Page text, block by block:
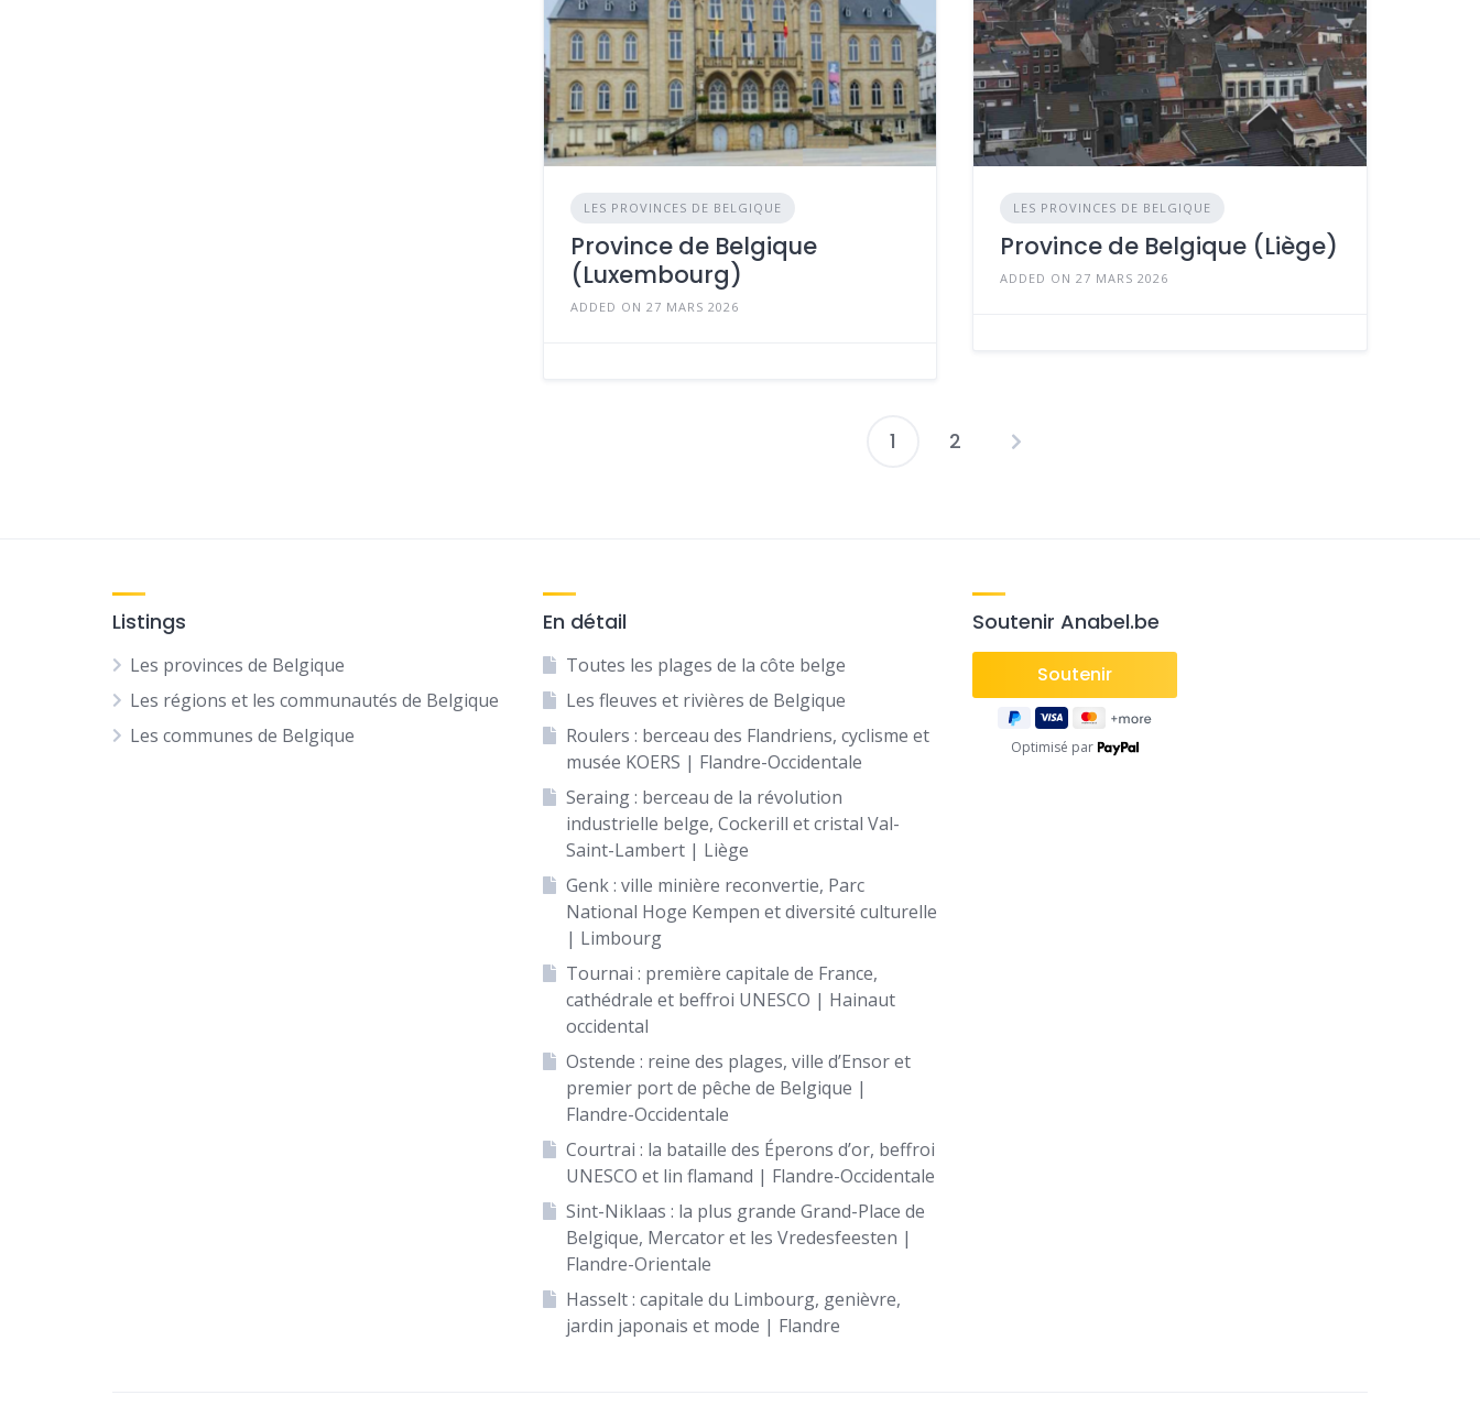
LES PROVINCES DE BELGIQUE
Province de Belgique
(Luxembourg)
ADDED ON 27 MARS 2026
LES PROVINCES DE BELGIQUE
Province de Belgique (Liège)
ADDED ON 27 MARS 2026
Posts
1 2
Listings
Les provinces de Belgique
Les régions et les communautés de Belgique
Les communes de Belgique
En détail
Toutes les plages de la côte belge
Les fleuves et rivières de Belgique
Roulers : berceau des Flandriens, cyclisme et
musée KOERS | Flandre-Occidentale
Seraing : berceau de la révolution
industrielle belge, Cockerill et cristal Val-
Saint-Lambert | Liège
Genk : ville minière reconvertie, Parc
National Hoge Kempen et diversité culturelle
| Limbourg
Tournai : première capitale de France,
cathédrale et beffroi UNESCO | Hainaut
occidental
Ostende : reine des plages, ville d’Ensor et
premier port de pêche de Belgique |
Flandre-Occidentale
Courtrai : la bataille des Éperons d’or, beffroi
UNESCO et lin flamand | Flandre-Occidentale
Sint-Niklaas : la plus grande Grand-Place de
Belgique, Mercator et les Vredesfeesten |
Flandre-Orientale
Hasselt : capitale du Limbourg, genièvre,
jardin japonais et mode | Flandre
Soutenir Anabel.be
Optimisé par